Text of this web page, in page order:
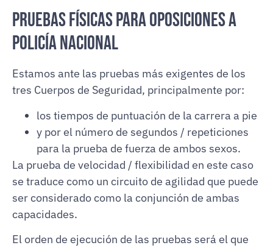
Pruebas físicas para Oposiciones a
Policía Nacional
Estamos ante las pruebas más exigentes de los
tres Cuerpos de Seguridad, principalmente por:
los tiempos de puntuación de la carrera a pie
y por el número de segundos / repeticiones
para la prueba de fuerza de ambos sexos.
La prueba de velocidad / flexibilidad en este caso
se traduce como un circuito de agilidad que puede
ser considerado como la conjunción de ambas
capacidades.
El orden de ejecución de las pruebas será el que